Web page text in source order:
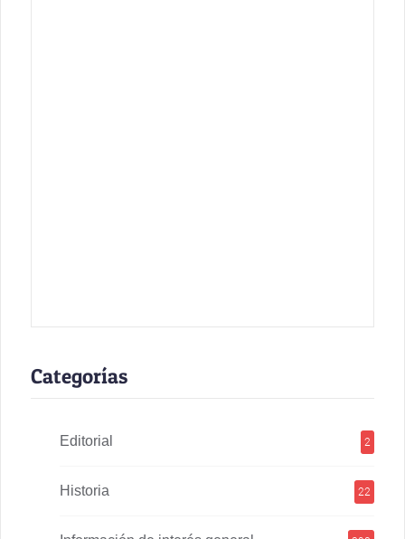
Categorías
Editorial 2
Historia 22